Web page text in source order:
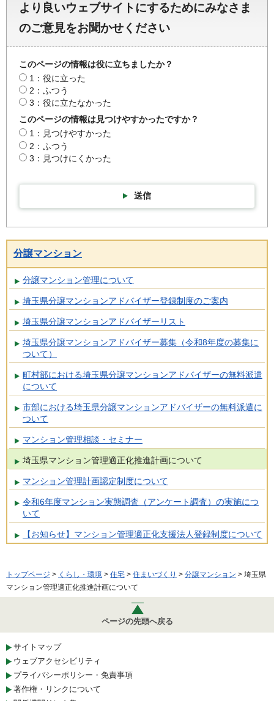
より良いウェブサイトにするためにみなさま
のご意見をお聞かせください
このページの情報は役に立ちましたか？
1：役に立った
2：ふつう
3：役に立たなかった
このページの情報は見つけやすかったですか？
1：見つけやすかった
2：ふつう
3：見つけにくかった
送信
分譲マンション
分譲マンション管理について
埼玉県分譲マンションアドバイザー登録制度のご案内
埼玉県分譲マンションアドバイザーリスト
埼玉県分譲マンションアドバイザー募集（令和8年度の募集に
ついて）
町村部における埼玉県分譲マンションアドバイザーの無料派遣
について
市部における埼玉県分譲マンションアドバイザーの無料派遣に
ついて
マンション管理相談・セミナー
埼玉県マンション管理適正化推進計画について
マンション管理計画認定制度について
令和6年度マンション実態調査（アンケート調査）の実施につ
いて
【お知らせ】マンション管理適正化支援法人登録制度について
トップページ > くらし・環境 > 住宅 > 住まいづくり > 分譲マンション > 埼玉県
マンション管理適正化推進計画について
ページの先頭へ戻る
サイトマップ
ウェブアクセシビリティ
プライバシーポリシー・免責事項
著作権・リンクについて